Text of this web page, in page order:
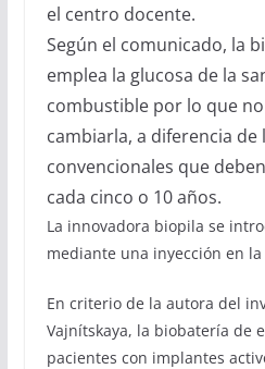
el centro docente.
Según el comunicado, la
emplea la glucosa de la
combustible por lo que
cambiarla, a diferencia de
convencionales que
cada cinco o 10 años.
La innovadora biopila se
mediante una inyección en
En criterio de la autora del
Vajnítskaya, la biobatería de
pacientes con implantes